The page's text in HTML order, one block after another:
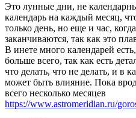
Это лунные дни, не
календарь на каждый месяц,
только день, но еще и час,
заканчиваются, так как это
В инете много календарей
больше всего, так как есть
что делать, что не делать, и в
может быть влияние. Пока
всего несколько месяцев
https://www.astromeridian.ru/